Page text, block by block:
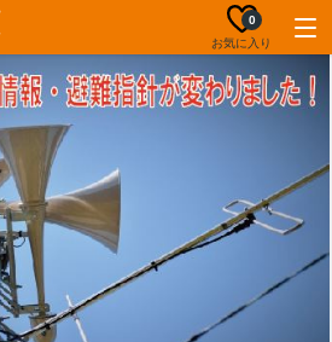
お気に入り
0